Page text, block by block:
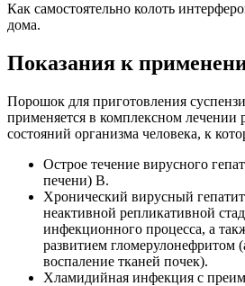
Как самостоятельно колоть
дома.
Показания к
Порошок для приготовления
применяется в комплексном лечении
состояний организма человека, к
Острое течение вирусного
печени) В.
Хронический вирусный
неактивной репликативной
инфекционного процесса, а
развитием гломерулонефритом
воспаление тканей почек).
Хламидийная инфекция с